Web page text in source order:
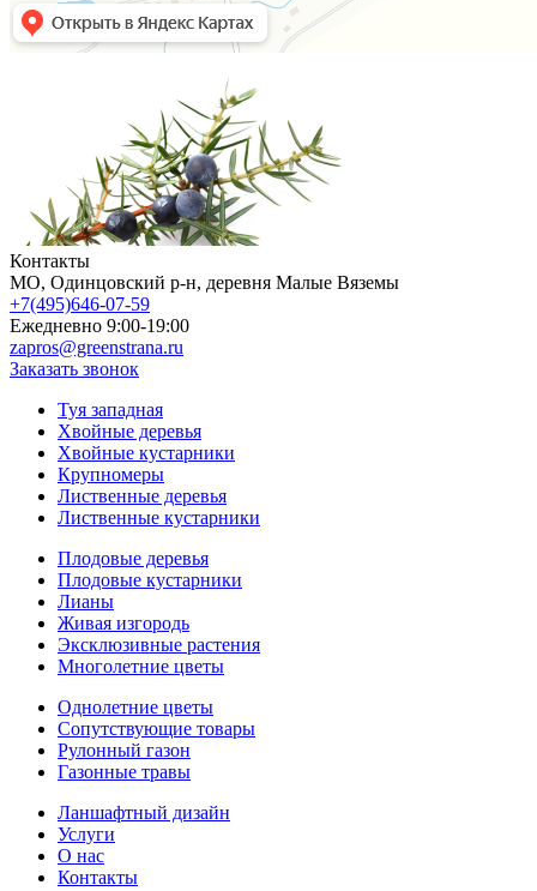
Контакты
МO, Одинцовский р-н, деревня Малые Вяземы
+7(495)646-07-59
Ежедневно 9:00-19:00
zapros@greenstrana.ru
Заказать звонок
Туя западная
Хвойные деревья
Хвойные кустарники
Крупномеры
Лиственные деревья
Лиственные кустарники
Плодовые деревья
Плодовые кустарники
Лианы
Живая изгородь
Эксклюзивные растения
Многолетние цветы
Однолетние цветы
Сопутствующие товары
Рулонный газон
Газонные травы
Ланшафтный дизайн
Услуги
О нас
Контакты